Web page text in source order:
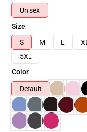
Unisex
Size
S
M L XL
5XL
Color
Default